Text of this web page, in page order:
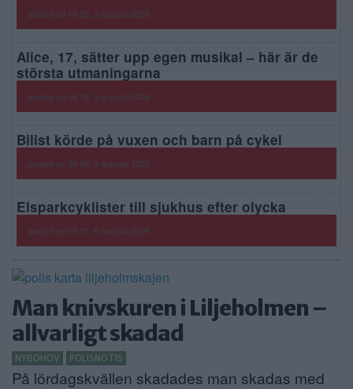
posted on 16:23, 3 augusti 2026
Alice, 17, sätter upp egen musikal – här är de
största utmaningarna
posted on 16:16, 5 augusti 2026
Bilist körde på vuxen och barn på cykel
posted on 08:58, 4 augusti 2026
Elsparkcyklister till sjukhus efter olycka
posted on 09:51, 6 augusti 2026
Man knivskuren i Liljeholmen –
allvarligt skadad
NYBOHOV POLISNOTIS
På lördagskvällen skadades man skadas med